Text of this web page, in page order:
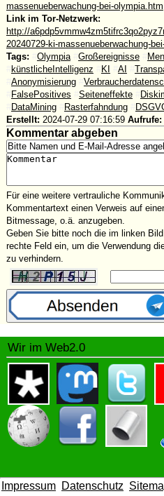
massenueberwachung-bei-olympia.htm
Link im Tor-Netzwerk:
http://
20240729-ki-massenueberwachung-
Tags:
Olympia Großereignisse
künstlicheIntelligenz KI AI
Anonymisierung
FalsePositives Seiteneffekte
DataMining Rasterfahndung
Erstellt: 2024-07-29 07:16:59 Aufrufe:
Kommentar abgeben
Für eine weitere vertrauliche
Kommentartext einen Verweis auf
Bitmessage, o.ä. anzugeben.
Geben Sie bitte noch die im linken
rechte Feld ein, um die Verwendung
zu verhindern.
Wir im Web2.0
Impressum Datenschutz